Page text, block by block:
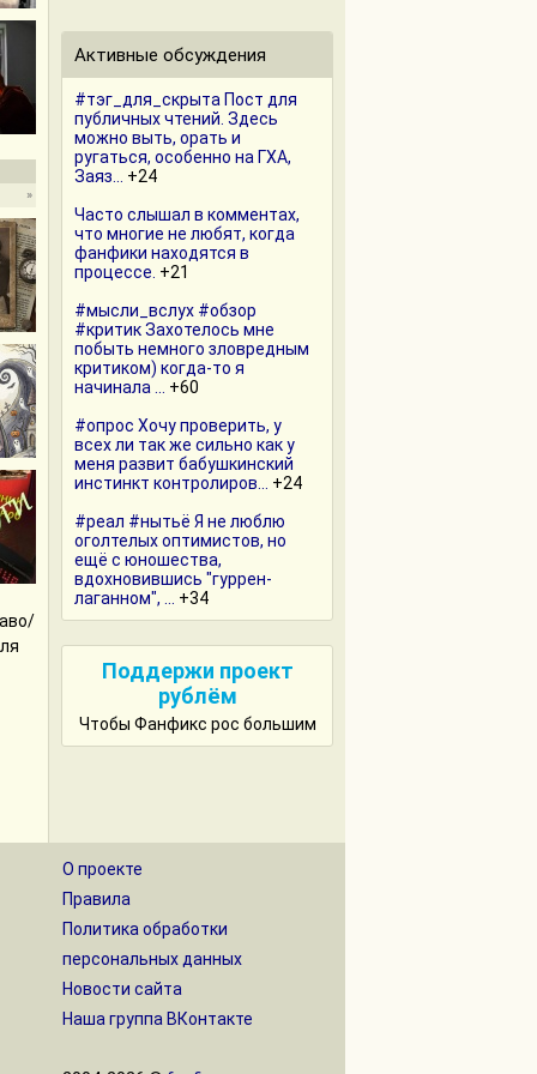
»
Активные обсуждения
#тэг_для_скрыта Пост для
публичных чтений. Здесь
можно выть, орать и
ругаться, особенно на ГХА,
Заяз...
+24
Часто слышал в комментах,
что многие не любят, когда
фанфики находятся в
процессе. +21
#мысли_вслух #обзор
#критик Захотелось мне
побыть немного зловредным
критиком) когда-то я
начинала ...
+60
#опрос Хочу проверить, у
всех ли так же сильно как у
меня развит бабушкинский
инстинкт контролиров...
+24
#реал #нытьё Я не люблю
оголтелых оптимистов, но
ещё с юношества,
вдохновившись "гуррен-
лаганном", ...
+34
Поддержи проект
рублём
Чтобы Фанфикс рос большим
О проекте
Правила
Политика обработки
персональных данных
Новости сайта
Наша группа ВКонтакте